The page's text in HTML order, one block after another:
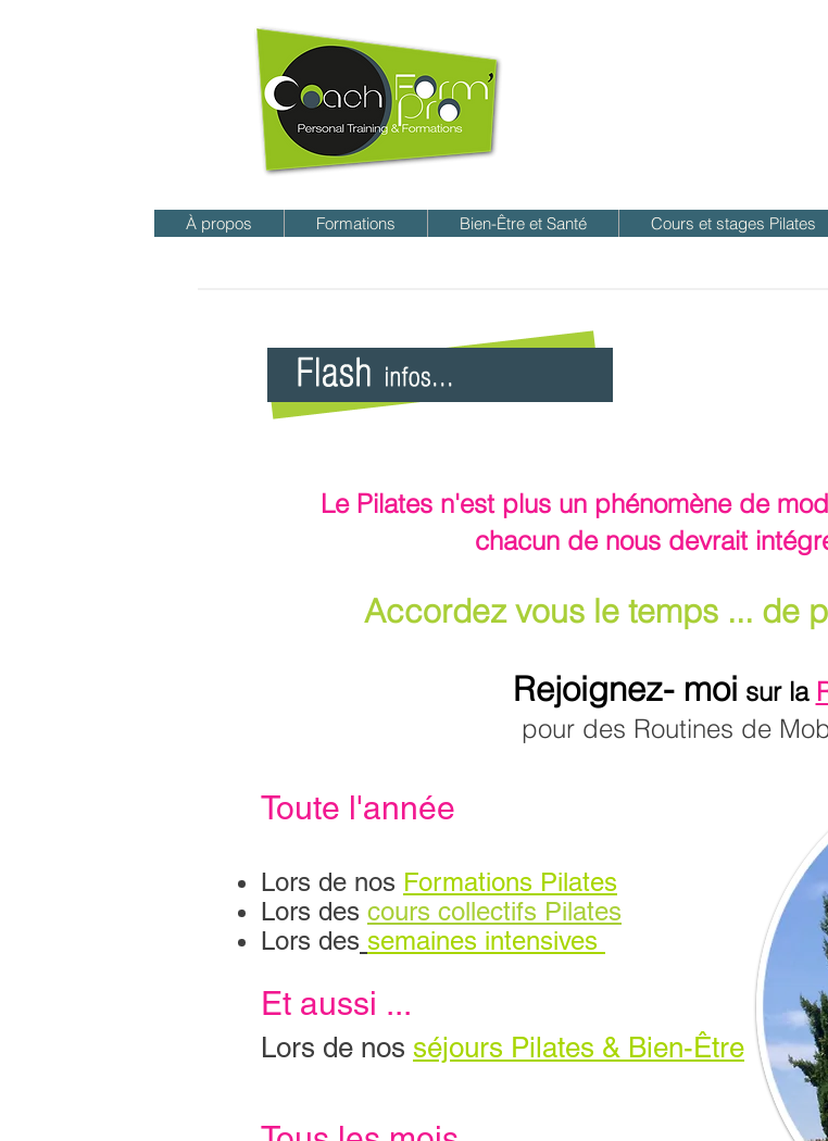
À propos Formations Bien-Être et Santé Cours et stages Pilates
Le Pilates n'est plus un phénomène de
chacun de nous devrait
Accordez vous le temps ... de
Rejoignez- moi sur la
pour des Routines de
Toute l'année
Lors de nos Formations Pilates
Lors des cours collectifs Pilates
Lors des semaines intensives
Et aussi ...
Lors de nos séjours Pilates & Bien-Être